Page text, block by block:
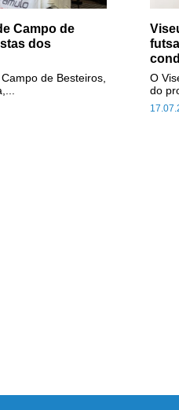
Campo de
dos
de Besteiros,
O
do